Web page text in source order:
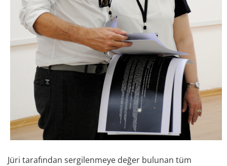
Jüri tarafından sergilenmeye değer bulunan tüm